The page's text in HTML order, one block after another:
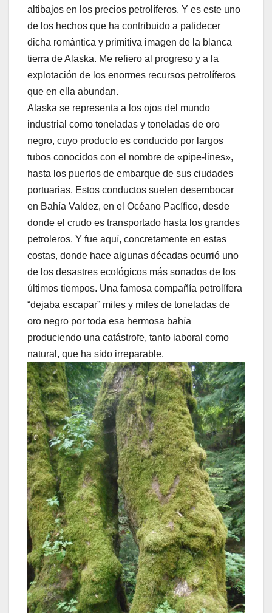
altibajos en los precios petrolíferos. Y es este uno
de los hechos que ha contribuido a palidecer
dicha romántica y primitiva imagen de la blanca
tierra de Alaska. Me refiero al progreso y a la
explotación de los enormes recursos petrolíferos
que en ella abundan.
Alaska se representa a los ojos del mundo
industrial como toneladas y toneladas de oro
negro, cuyo producto es conducido por largos
tubos conocidos con el nombre de «pipe-lines»,
hasta los puertos de embarque de sus ciudades
portuarias. Estos conductos suelen desembocar
en Bahía Valdez, en el Océano Pacífico, desde
donde el crudo es transportado hasta los grandes
petroleros. Y fue aquí, concretamente en estas
costas, donde hace algunas décadas ocurrió uno
de los desastres ecológicos más sonados de los
últimos tiempos. Una famosa compañía petrolífera
“dejaba escapar” miles y miles de toneladas de
oro negro por toda esa hermosa bahía
produciendo una catástrofe, tanto laboral como
natural, que ha sido irreparable.